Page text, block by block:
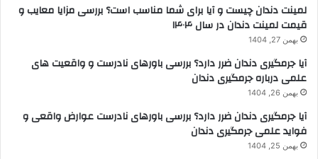
لمینت دندان چیست و آیا برای شما مناسب است؟ بررسی مزایا معایب و
قیمت لمینت دندان در سال ۱۴۰۴
بهمن 27, 1404
آیا جرمگیری دندان ضرر دارد؟ بررسی باورهای نادرست و واقعیت های
علمی درباره جرمگیری دندان
بهمن 26, 1404
آیا جرمگیری دندان ضرر دارد؟ بررسی باورهای نادرست عوارض واقعی و
فواید علمی جرمگیری دندان
بهمن 25, 1404